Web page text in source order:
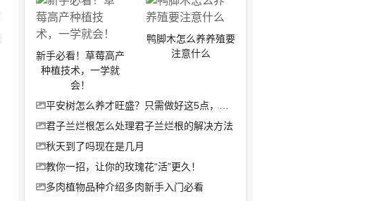
新手必看！草莓高产
种植技术，一学就
会！
鸭脚木怎么养养殖要
注意什么
平安树怎么养才旺盛？只需做好这5点，叶片...
君子兰烂根怎么处理君子兰烂根的解决方法
秋天到了吗现在是几月
教你一招，让你的玫瑰花“活”更久！
多肉植物品种介绍多肉新手入门必看